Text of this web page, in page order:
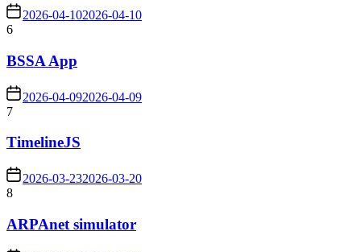
2026-04-102026-04-10
6
BSSA App
2026-04-092026-04-09
7
TimelineJS
2026-03-232026-03-20
8
ARPAnet simulator